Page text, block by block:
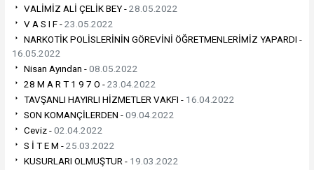
VALİMİZ ALİ ÇELİK BEY -28.05.2022
V A S I F -23.05.2022
NARKOTİK POLİSLERİNİN GÖREVİNİ ÖĞRETMENLERİMİZ YAPARDI -
16.05.2022
Nisan Ayından -08.05.2022
28 M A R T 1 9 7 O -23.04.2022
TAVŞANLI HAYIRLI HİZMETLER VAKFI - 16.04.2022
SON KOMANÇİLERDEN -09.04.2022
Ceviz -02.04.2022
S İ T E M -25.03.2022
KUSURLARI OLMUŞTUR - 19.03.2022